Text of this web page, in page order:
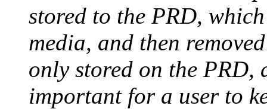
stored to the PRD,
media, and then
only stored on the PRD,
important for a user to